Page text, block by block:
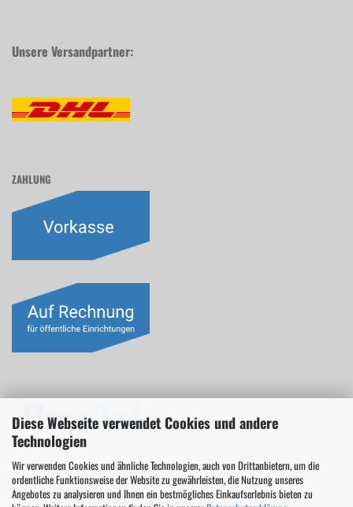
Diese Webseite verwendet Cookies und andere
Technologien
Wir verwenden Cookies und ähnliche Technologien, auch von Drittanbietern, um die
ordentliche Funktionsweise der Website zu gewährleisten, die Nutzung unseres
Angebotes zu analysieren und Ihnen ein bestmögliches Einkaufserlebnis bieten zu
Unsere Versandpartner:
ZAHLUNG